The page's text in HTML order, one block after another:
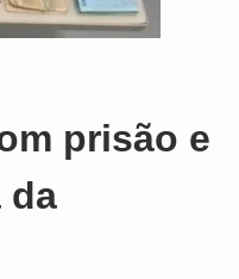
prisão e
da